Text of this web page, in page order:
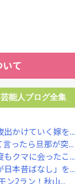
て
芸能人ブログ全集
かけていく嫁を...
ったら旦那が突...
クマに会ったこ...
日本昔ばなし」を...
ン2ラン！秋山...